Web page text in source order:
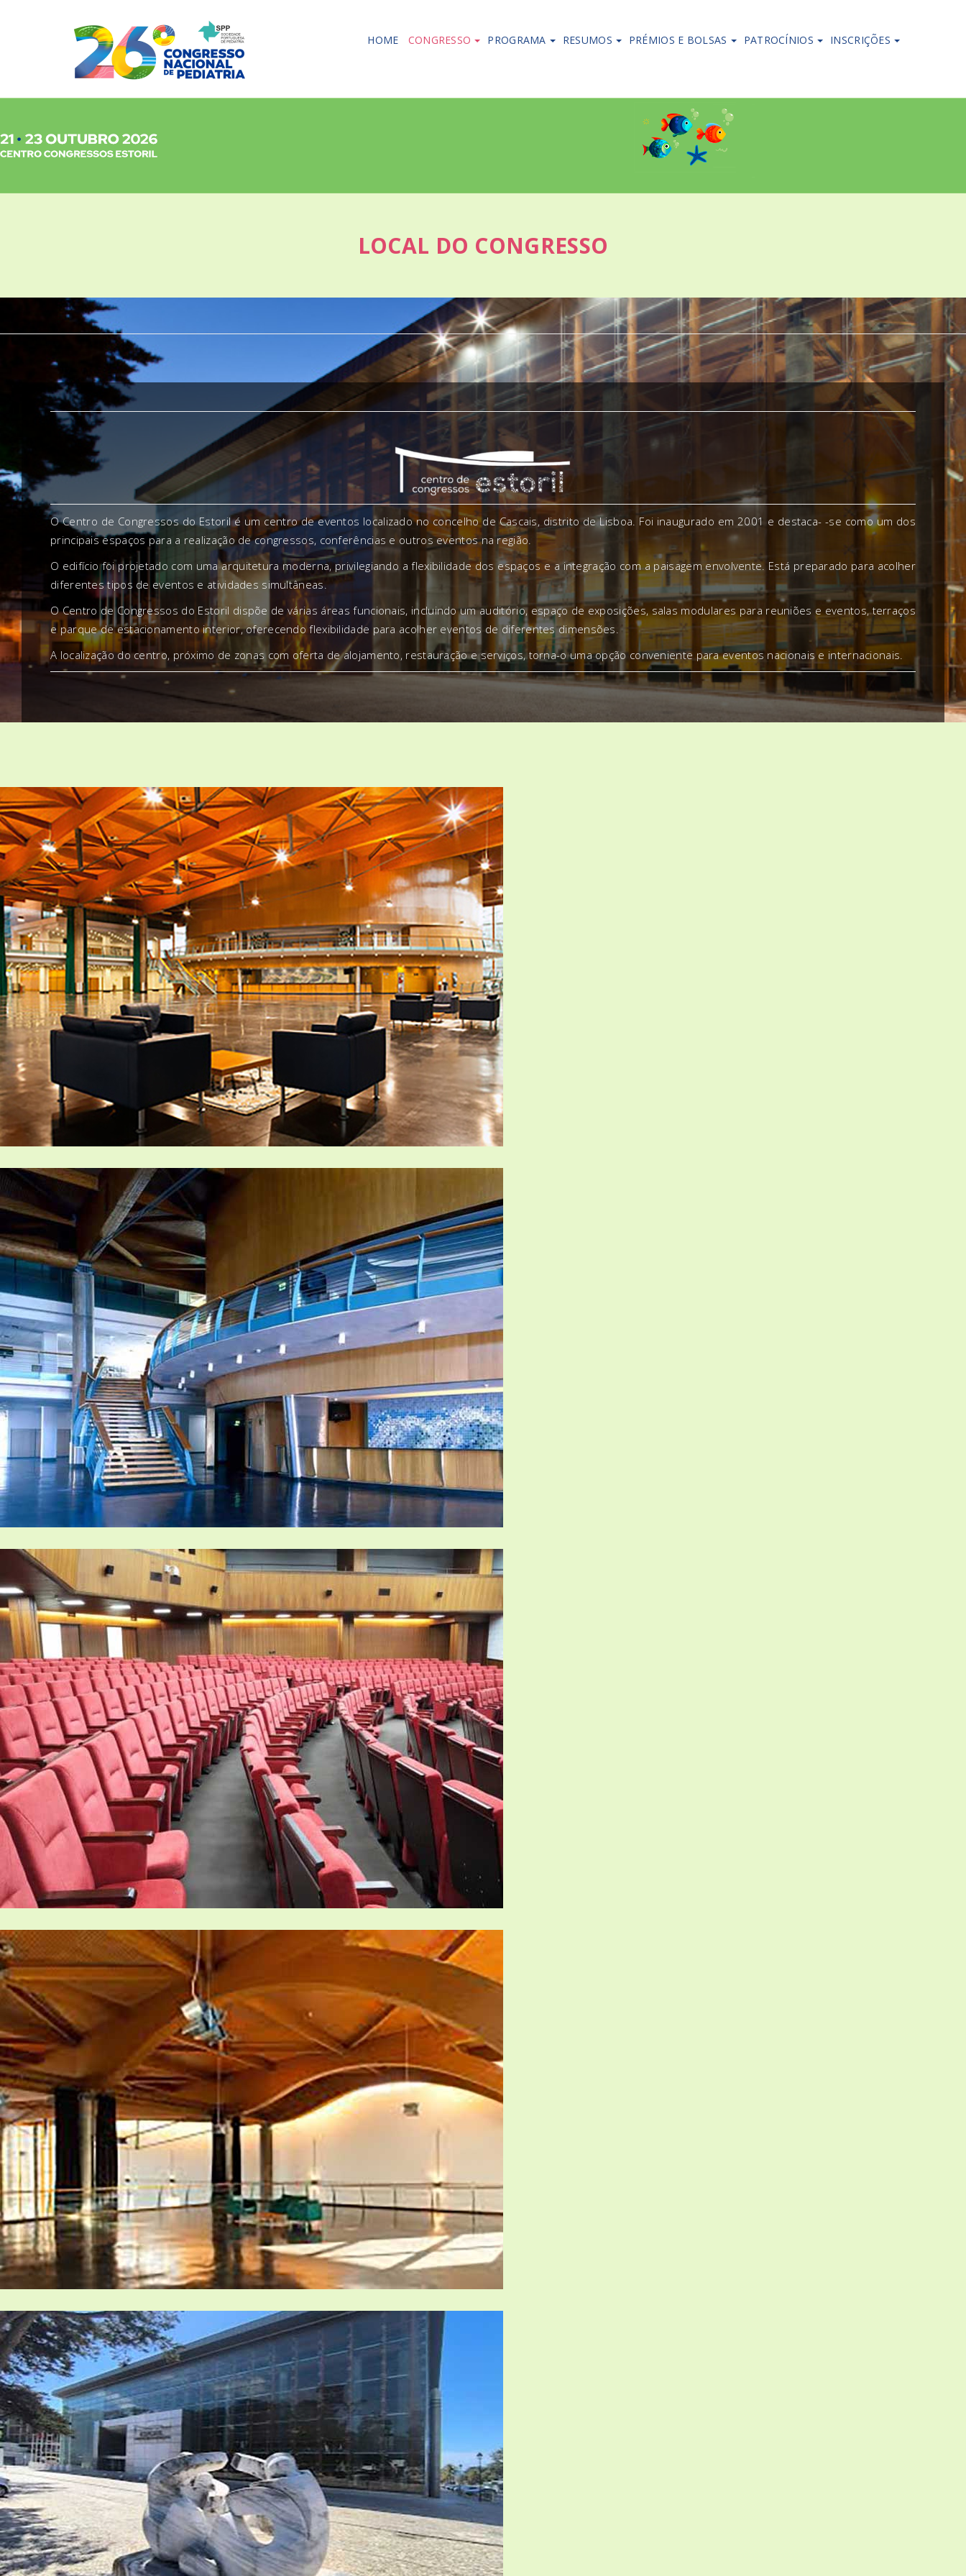
HOME CONGRESSO PROGRAMA RESUMOS PRÉMIOS E BOLSAS PATROCÍNIOS INSCRIÇÕES
LOCAL DO CONGRESSO
O Centro de Congressos do Estoril é um centro de eventos localizado no concelho de Cascais, distrito de Lisboa. Foi inaugurado em 2001 e destaca- -se como um dos
principais espaços para a realização de congressos, conferências e outros eventos na região.
O edifício foi projetado com uma arquitetura moderna, privilegiando a flexibilidade dos espaços e a integração com a paisagem envolvente. Está preparado para acolher
diferentes tipos de eventos e atividades simultâneas.
O Centro de Congressos do Estoril dispõe de várias áreas funcionais, incluindo um auditório, espaço de exposições, salas modulares para reuniões e eventos, terraços
e parque de estacionamento interior, oferecendo flexibilidade para acolher eventos de diferentes dimensões.
A localização do centro, próximo de zonas com oferta de alojamento, restauração e serviços, torna-o uma opção conveniente para eventos nacionais e internacionais.